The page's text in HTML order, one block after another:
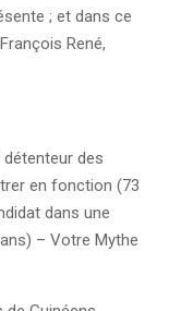
; et dans ce
René,
des
en fonction (73
dans une
– Votre Mythe